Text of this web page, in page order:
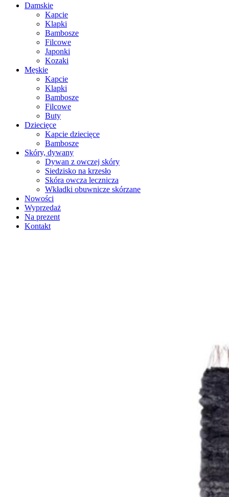
Damskie
Kapcie
Klapki
Bambosze
Filcowe
Japonki
Kozaki
Męskie
Kapcie
Klapki
Bambosze
Filcowe
Buty
Dziecięce
Kapcie dziecięce
Bambosze
Skóry, dywany
Dywan z owczej skóry
Siedzisko na krzesło
Skóra owcza lecznicza
Wkładki obuwnicze skórzane
Nowości
Wyprzedaż
Na prezent
Kontakt